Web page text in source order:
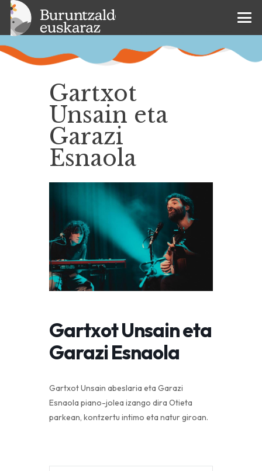
Gartxot
Unsain eta
Garazi
Esnaola
Gartxot Unsain eta
Garazi Esnaola
Gartxot Unsain abeslaria eta Garazi
Esnaola piano-jolea izango dira Otieta
parkean, kontzertu intimo eta natur giroan.